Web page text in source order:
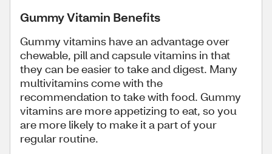
Gummy Vitamin Benefits
Gummy vitamins have an advantage over
chewable, pill and capsule vitamins in that
they can be easier to take and digest. Many
multivitamins come with the
recommendation to take with food. Gummy
vitamins are more appetizing to eat, so you
are more likely to make it a part of your
regular routine.